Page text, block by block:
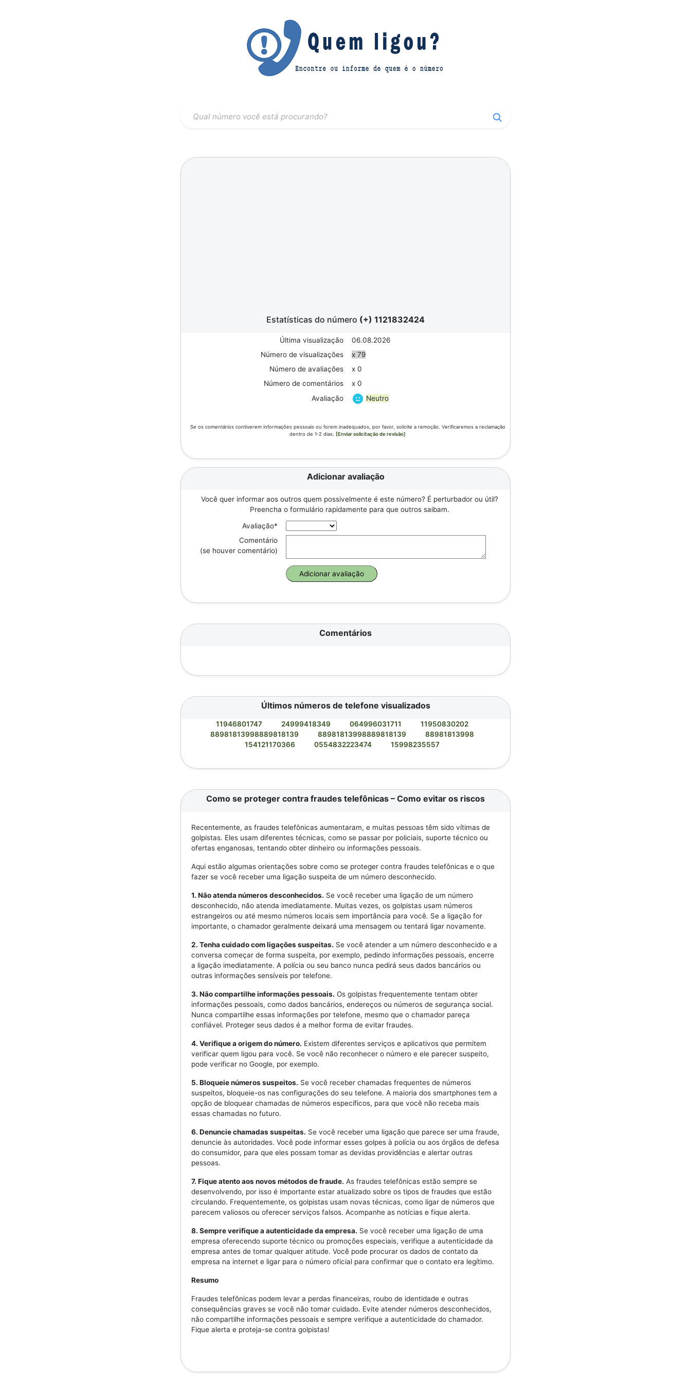
Estatísticas do número (+) 1121832424
Última visualização
06.08.2026
Número de visualizações
x 79
Número de avaliações
x 0
Número de comentários
x 0
Avaliação
Neutro
Se os comentários contiverem informações pessoais ou forem inadequados, por favor, solicite a remoção. Verificaremos a reclamação
dentro de 1-2 dias. [Enviar solicitação de revisão]
Adicionar avaliação
Você quer informar aos outros quem possivelmente é este número? É perturbador ou útil?
Preencha o formulário rapidamente para que outros saibam.
Avaliação*
Comentário
(se houver comentário)
Comentários
Últimos números de telefone visualizados
11946801747 24999418349 064996031711
11950830202
88981813998889818139
88981813998889818139
88981813998
154121170366
0554832223474 15998235557
Como se proteger contra fraudes telefônicas – Como evitar os riscos
Recentemente, as fraudes telefônicas aumentaram, e muitas pessoas têm sido vítimas de
golpistas. Eles usam diferentes técnicas, como se passar por policiais, suporte técnico ou
ofertas enganosas, tentando obter dinheiro ou informações pessoais.
Aqui estão algumas orientações sobre como se proteger contra fraudes telefônicas e o que
fazer se você receber uma ligação suspeita de um número desconhecido.
1. Não atenda números desconhecidos. Se você receber uma ligação de um número
desconhecido, não atenda imediatamente. Muitas vezes, os golpistas usam números
estrangeiros ou até mesmo números locais sem importância para você. Se a ligação for
importante, o chamador geralmente deixará uma mensagem ou tentará ligar novamente.
2. Tenha cuidado com ligações suspeitas. Se você atender a um número desconhecido e a
conversa começar de forma suspeita, por exemplo, pedindo informações pessoais, encerre
a ligação imediatamente. A polícia ou seu banco nunca pedirá seus dados bancários ou
outras informações sensíveis por telefone.
3. Não compartilhe informações pessoais. Os golpistas frequentemente tentam obter
informações pessoais, como dados bancários, endereços ou números de segurança social.
Nunca compartilhe essas informações por telefone, mesmo que o chamador pareça
confiável. Proteger seus dados é a melhor forma de evitar fraudes.
4. Verifique a origem do número. Existem diferentes serviços e aplicativos que permitem
verificar quem ligou para você. Se você não reconhecer o número e ele parecer suspeito,
pode verificar no Google, por exemplo.
5. Bloqueie números suspeitos. Se você receber chamadas frequentes de números
suspeitos, bloqueie-os nas configurações do seu telefone. A maioria dos smartphones tem a
opção de bloquear chamadas de números específicos, para que você não receba mais
essas chamadas no futuro.
6. Denuncie chamadas suspeitas. Se você receber uma ligação que parece ser uma fraude,
denuncie às autoridades. Você pode informar esses golpes à polícia ou aos órgãos de defesa
do consumidor, para que eles possam tomar as devidas providências e alertar outras
pessoas.
7. Fique atento aos novos métodos de fraude. As fraudes telefônicas estão sempre se
desenvolvendo, por isso é importante estar atualizado sobre os tipos de fraudes que estão
circulando. Frequentemente, os golpistas usam novas técnicas, como ligar de números que
parecem valiosos ou oferecer serviços falsos. Acompanhe as notícias e fique alerta.
8. Sempre verifique a autenticidade da empresa. Se você receber uma ligação de uma
empresa oferecendo suporte técnico ou promoções especiais, verifique a autenticidade da
empresa antes de tomar qualquer atitude. Você pode procurar os dados de contato da
empresa na internet e ligar para o número oficial para confirmar que o contato era legítimo.
Resumo
Fraudes telefônicas podem levar a perdas financeiras, roubo de identidade e outras
consequências graves se você não tomar cuidado. Evite atender números desconhecidos,
não compartilhe informações pessoais e sempre verifique a autenticidade do chamador.
Fique alerta e proteja-se contra golpistas!